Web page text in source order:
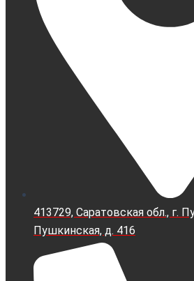
413729, Саратовская обл., г.
Пушкинская, д. 416